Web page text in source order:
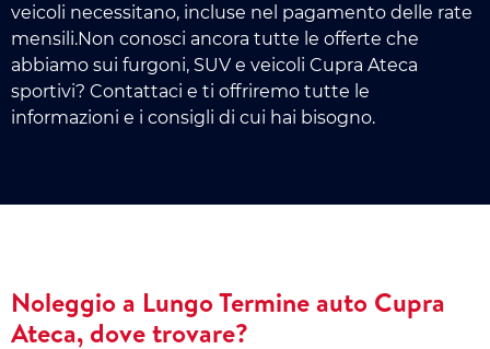
veicoli necessitano, incluse nel pagamento delle rate
mensili.Non conosci ancora tutte le offerte che
abbiamo sui furgoni, SUV e veicoli Cupra Ateca
sportivi? Contattaci e ti offriremo tutte le
informazioni e i consigli di cui hai bisogno.
Noleggio a Lungo Termine auto Cupra
Ateca, dove trovare?